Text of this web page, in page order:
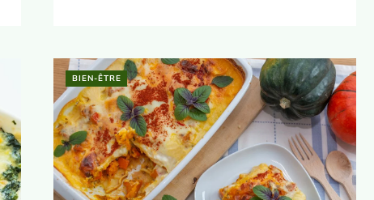
BIEN-ÊTRE